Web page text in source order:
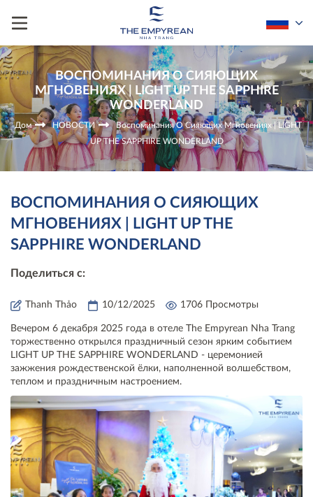
ВОСПОМИНАНИЯ О СИЯЮЩИХ
МГНОВЕНИЯХ | LIGHT UP THE SAPPHIRE
WONDERLAND
Дом НОВОСТИ
Воспоминания О Сияющих Мгновениях | LIGHT
UP THE SAPPHIRE WONDERLAND
ВОСПОМИНАНИЯ О СИЯЮЩИХ
МГНОВЕНИЯХ | LIGHT UP THE
SAPPHIRE WONDERLAND
Поделиться с:
Thanh Thảo 10/12/2025 1706 Просмотры
Вечером 6 декабря 2025 года в отеле The Empyrean Nha Trang
торжественно открылся праздничный сезон ярким событием
LIGHT UP THE SAPPHIRE WONDERLAND - церемонией
зажжения рождественской ёлки, наполненной волшебством,
теплом и праздничным настроением.